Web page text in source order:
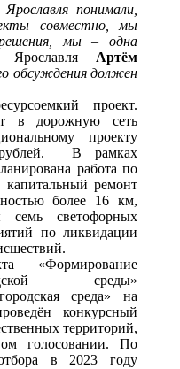
понимали,
совместно, мы
решения, мы – одна
Артём
обсуждения должен
проект.
в дорожную сеть
проекту
В рамках
работа по
капитальный ремонт
более 16 км,
семь светофорных
по ликвидации
«Формирование
среды»
среда» на
конкурсный
территорий,
голосовании. По
отбора в 2023 году